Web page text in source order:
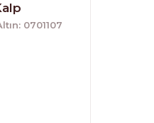
0701107